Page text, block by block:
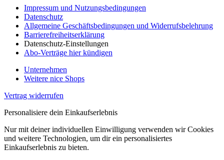
Impressum und Nutzungsbedingungen
Datenschutz
Allgemeine Geschäftsbedingungen und Widerrufsbelehrung
Barrierefreiheitserklärung
Datenschutz-Einstellungen
Abo-Verträge hier kündigen
Unternehmen
Weitere nice Shops
Vertrag widerrufen
Personalisiere dein Einkaufserlebnis
Nur mit deiner individuellen Einwilligung verwenden wir Cookies
und weitere Technologien, um dir ein personalisiertes
Einkaufserlebnis zu bieten.